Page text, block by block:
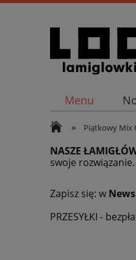
Menu
» Piątkowy Mix
NASZE
swoje
Zapisz się: w
PRZESYŁKI -